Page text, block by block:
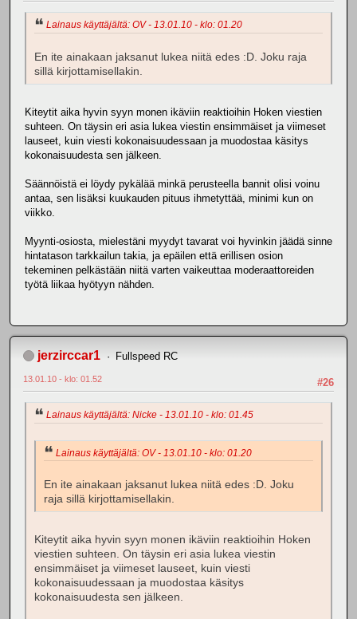
Lainaus käyttäjältä: OV - 13.01.10 - klo: 01.20
En ite ainakaan jaksanut lukea niitä edes :D. Joku raja
sillä kirjottamisellakin.
Kiteytit aika hyvin syyn monen ikäviin reaktioihin Hoken viestien
suhteen. On täysin eri asia lukea viestin ensimmäiset ja viimeset
lauseet, kuin viesti kokonaisuudessaan ja muodostaa käsitys
kokonaisuudesta sen jälkeen.
Säännöistä ei löydy pykälää minkä perusteella bannit olisi voinu
antaa, sen lisäksi kuukauden pituus ihmetyttää, minimi kun on
viikko.
Myynti-osiosta, mielestäni myydyt tavarat voi hyvinkin jäädä sinne
hintatason tarkkailun takia, ja epäilen että erillisen osion
tekeminen pelkästään niitä varten vaikeuttaa moderaattoreiden
työtä liikaa hyötyyn nähden.
jerzirccar1 Fullspeed RC
#26
13.01.10 - klo: 01.52
Lainaus käyttäjältä: Nicke - 13.01.10 - klo: 01.45
Lainaus käyttäjältä: OV - 13.01.10 - klo: 01.20
En ite ainakaan jaksanut lukea niitä edes :D. Joku
raja sillä kirjottamisellakin.
Kiteytit aika hyvin syyn monen ikäviin reaktioihin Hoken
viestien suhteen. On täysin eri asia lukea viestin
ensimmäiset ja viimeset lauseet, kuin viesti
kokonaisuudessaan ja muodostaa käsitys
kokonaisuudesta sen jälkeen.